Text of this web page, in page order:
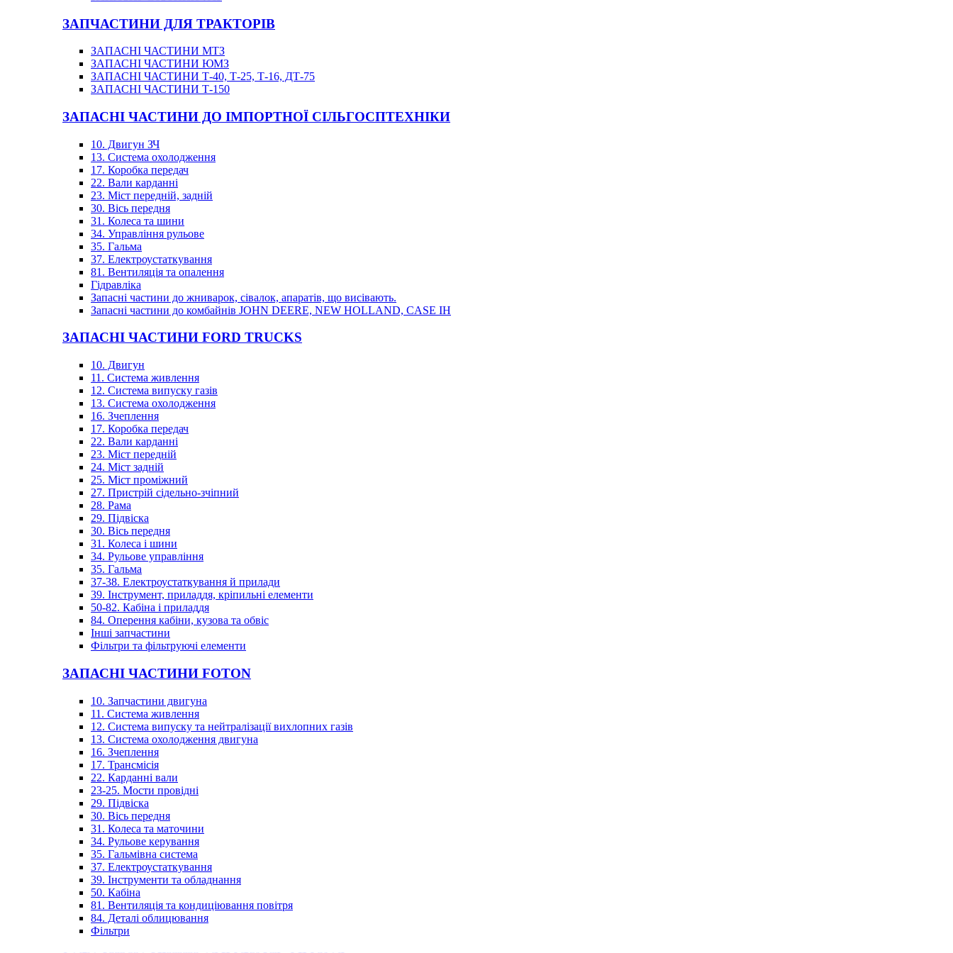
ЗАПЧАСТИНИ ДЛЯ ТРАКТОРІВ
ЗАПАСНІ ЧАСТИНИ МТЗ
ЗАПАСНІ ЧАСТИНИ ЮМЗ
ЗАПАСНІ ЧАСТИНИ Т-40, Т-25, Т-16, ДТ-75
ЗАПАСНІ ЧАСТИНИ Т-150
ЗАПАСНІ ЧАСТИНИ ДО ІМПОРТНОЇ СІЛЬГОСПТЕХНІКИ
10. Двигун ЗЧ
13. Система охолодження
17. Коробка передач
22. Вали карданні
23. Міст передній, задній
30. Вісь передня
31. Колеса та шини
34. Управління рульове
35. Гальма
37. Електроустаткування
81. Вентиляція та опалення
Гідравліка
Запасні частини до жниварок, сівалок, апаратів, що висівають.
Запасні частини до комбайнів JOHN DEERE, NEW HOLLAND, CASE IH
ЗАПАСНІ ЧАСТИНИ FORD TRUCKS
10. Двигун
11. Система живлення
12. Система випуску газів
13. Система охолодження
16. Зчеплення
17. Коробка передач
22. Вали карданні
23. Міст передній
24. Міст задній
25. Міст проміжний
27. Пристрій сідельно-зчіпний
28. Рама
29. Підвіска
30. Вісь передня
31. Колеса і шини
34. Рульове управління
35. Гальма
37-38. Електроустаткування й прилади
39. Інструмент, приладдя, кріпильні елементи
50-82. Кабіна і приладдя
84. Оперення кабіни, кузова та обвіс
Інші запчастини
Фільтри та фільтруючі елементи
ЗАПАСНІ ЧАСТИНИ FOTON
10. Запчастини двигуна
11. Система живлення
12. Система випуску та нейтралізації вихлопних газів
13. Система охолодження двигуна
16. Зчеплення
17. Трансмісія
22. Карданні вали
23-25. Мости провідні
29. Підвіска
30. Вісь передня
31. Колеса та маточини
34. Рульове керування
35. Гальмівна система
37. Електроустаткування
39. Інструменти та обладнання
50. Кабіна
81. Вентиляція та кондиціювання повітря
84. Деталі облицювання
Фільтри